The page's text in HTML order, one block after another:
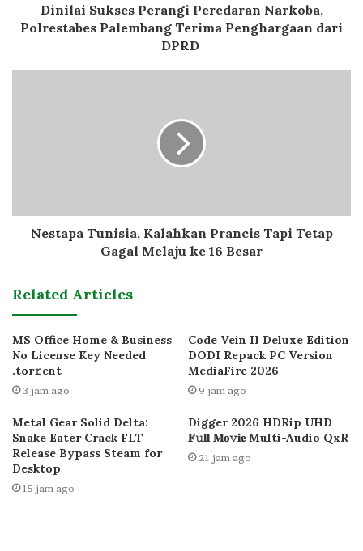
Dinilai Sukses Perangi Peredaran Narkoba,
Polrestabes Palembang Terima Penghargaan dari
DPRD
Nestapa Tunisia, Kalahkan Prancis Tapi Tetap
Gagal Melaju ke 16 Besar
Related Articles
MS Office Home & Business
No License Key Needed
.tоr𝚛еnt
3 jam ago
Code Vein II Deluxe Edition
DODI Repack PC Version
MediaFire 2026
9 jam ago
Metal Gear Solid Delta:
Snake Eater Crack FLT
Release Bypass Steam for
Desktop
15 jam ago
Digger 2026 HDRip UHD
𝐅𝚞𝐥𝐥 𝐌𝐨𝚟𝐢𝐞 Multi-Audio QxR
21 jam ago